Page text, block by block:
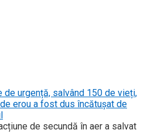
urgență, salvând 150 de vieți,
erou a fost dus încătușat de
de secundă în aer a salvat